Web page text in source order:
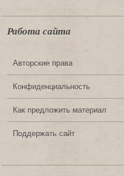
Работа сайта
Авторские права
Конфиденциальность
Как предложить материал
Поддержать сайт